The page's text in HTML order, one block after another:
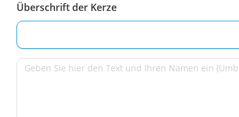
Überschrift der Kerze